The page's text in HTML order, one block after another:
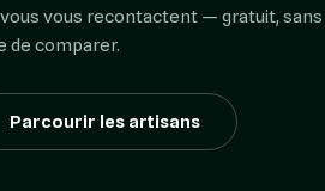
vous recontactent — gratuit, sans
de comparer.
Parcourir les artisans